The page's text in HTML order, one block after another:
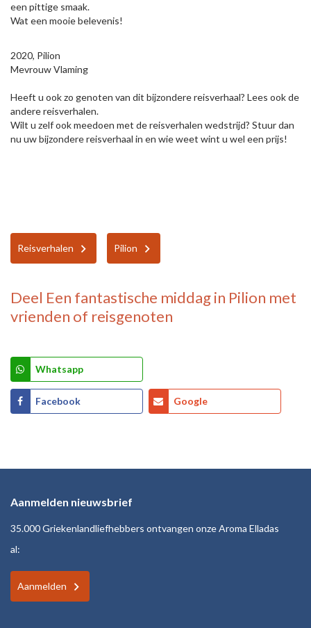
een pittige smaak.
Wat een mooie belevenis!
2020, Pilion
Mevrouw Vlaming
Heeft u ook zo genoten van dit bijzondere reisverhaal? Lees ook de
andere reisverhalen.
Wilt u zelf ook meedoen met de reisverhalen wedstrijd? Stuur dan
nu uw bijzondere reisverhaal in en wie weet wint u wel een prijs!
Reisverhalen Pilion
Deel Een fantastische middag in Pilion met
vrienden of reisgenoten
Whatsapp
Facebook Google
Aanmelden nieuwsbrief
35.000 Griekenlandliefhebbers ontvangen onze Aroma Elladas
al:
Aanmelden